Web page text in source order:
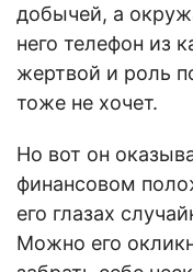
добычей, а
него телефон из
жертвой и роль
тоже не хочет.
Но вот он
финансовом
его глазах
Можно его